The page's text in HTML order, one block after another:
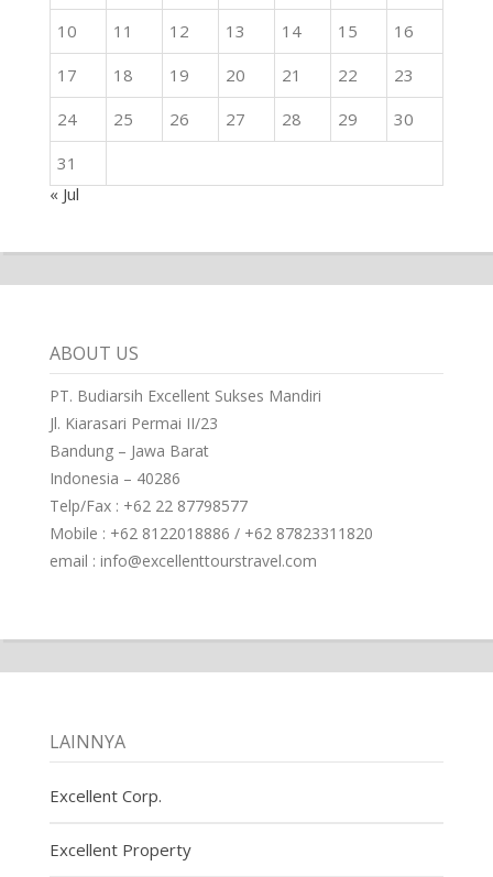
10
11 12 13 14 15
16
17
18 19 20 21 22
23
24
25 26 27 28 29
30
31
« Jul
ABOUT US
PT. Budiarsih Excellent Sukses Mandiri
Jl. Kiarasari Permai II/23
Bandung – Jawa Barat
Indonesia – 40286
Telp/Fax : +62 22 87798577
Mobile : +62 8122018886 / +62 87823311820
email : info@excellenttourstravel.com
LAINNYA
Excellent Corp.
Excellent Property